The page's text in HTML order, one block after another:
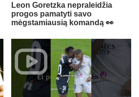
Leon Goretzka nepraleidžia
progos pamatyti savo
mėgstamiausią komandą 👀